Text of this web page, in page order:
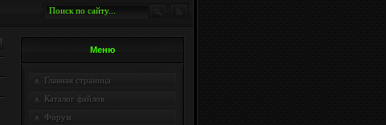
Меню
Главная страница
Каталог файлов
Форум